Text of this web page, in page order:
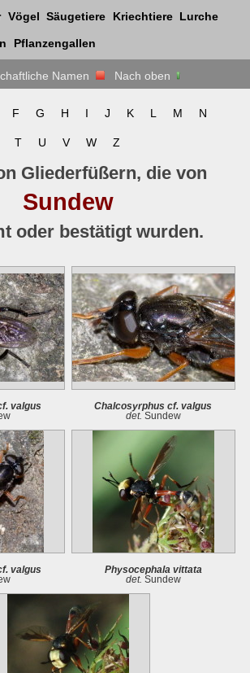
Vögel Säugetiere Kriechtiere Lurche
Pflanzengallen
Namen Nach oben
F G H I J K L M N
T U V W Z
Gliederfüßern, die von
Sundew
oder bestätigt wurden.
valgus
Chalcosyrphus cf. valgus
det. Sundew
valgus
Physocephala vittata
det. Sundew